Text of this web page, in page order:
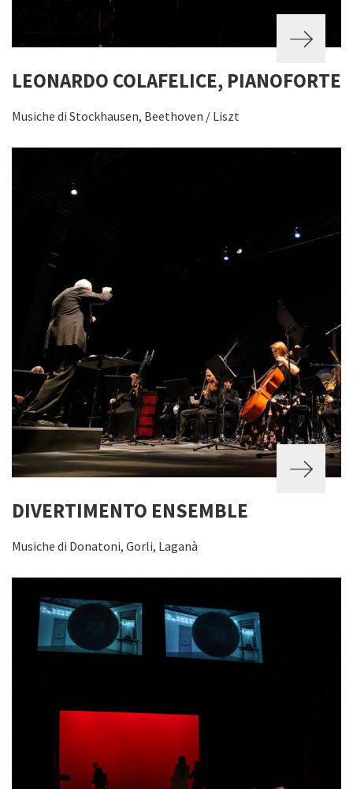
LEONARDO COLAFELICE, PIANOFORTE
Musiche di Stockhausen, Beethoven / Liszt
DIVERTIMENTO ENSEMBLE
Musiche di Donatoni, Gorli, Laganà